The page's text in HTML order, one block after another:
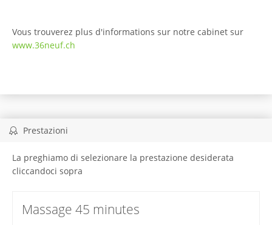
Vous trouverez plus d'informations sur notre cabinet sur
www.36neuf.ch
Prestazioni
La preghiamo di selezionare la prestazione desiderata
cliccandoci sopra
Massage 45 minutes